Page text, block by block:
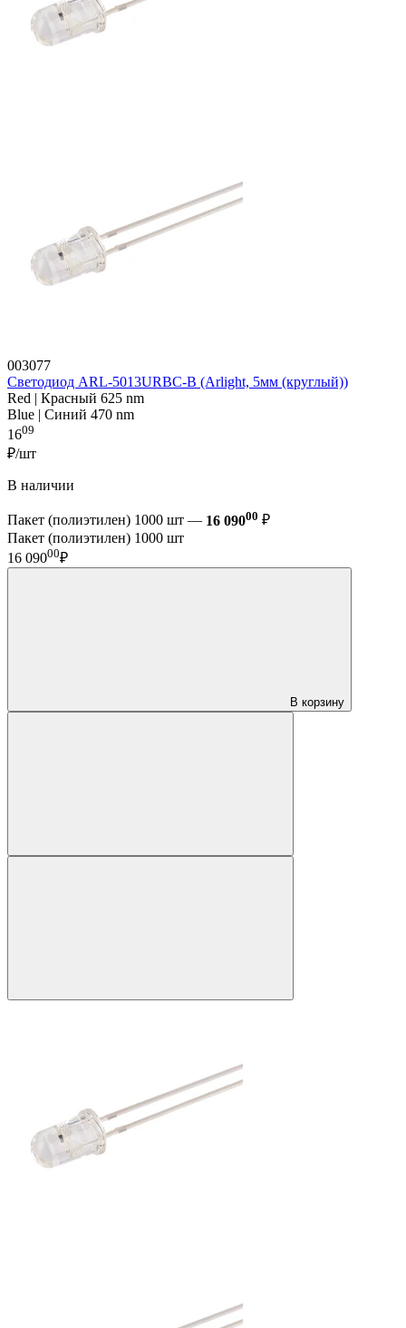
003077
Светодиод ARL-5013URBC-B (Arlight, 5мм (круглый))
Red | Красный 625 nm
Blue | Синий 470 nm
1609
₽/шт
В наличии
Пакет (полиэтилен) 1000 шт — 16 09000 ₽
Пакет (полиэтилен) 1000 шт
16 09000₽
В корзину